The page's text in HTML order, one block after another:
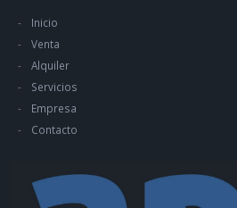
Inicio
Venta
Alquiler
Servicios
Empresa
Contacto